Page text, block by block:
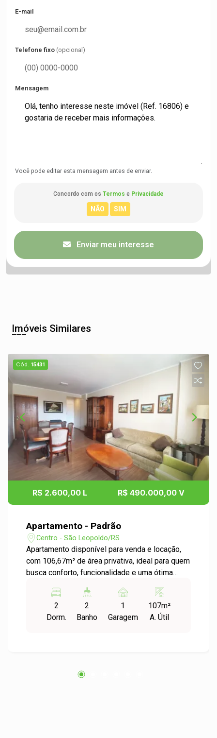
E-mail
Telefone fixo (opcional)
Mensagem
Você pode editar esta mensagem antes de enviar.
Concordo com os Termos e Privacidade
Enviar meu interesse
Imóveis Similares
Cód. 15431
R$ 2.600,00 L R$ 490.000,00 V
Apartamento - Padrão
Centro - São Leopoldo/RS
Apartamento disponível para venda e locação,
com 106,67m² de área privativa, ideal para quem
busca conforto, funcionalidade e uma ótima
dependência de empregada que pode ser
facilmente transformada em escritório ou
espaço multiuso, 2 banheiros, 1 lavabo e uma
os cômodos. A área de serviço é espaçosa,
2
Dorm.
2
Banho
1
Garagem
107m²
A. Útil